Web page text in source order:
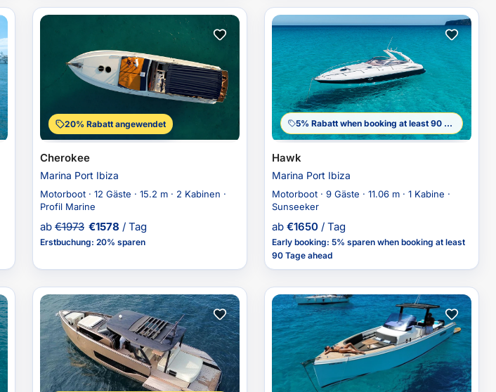
20% Rabatt angewendet
Cherokee
Marina Port Ibiza
Motorboot · 12 Gäste · 15.2 m · 2 Kabinen ·
Profil Marine
ab €1973 €1578 / Tag
Erstbuchung: 20% sparen
5% Rabatt when booking at least 90 Tage ahead
Hawk
Marina Port Ibiza
Motorboot · 9 Gäste · 11.06 m · 1 Kabine ·
Sunseeker
ab €1650 / Tag
Early booking: 5% sparen when booking at least
90 Tage ahead